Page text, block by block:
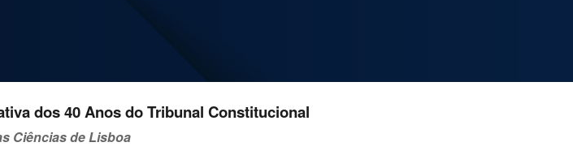
dos 40 Anos do Tribunal Constitucional
Ciências de Lisboa